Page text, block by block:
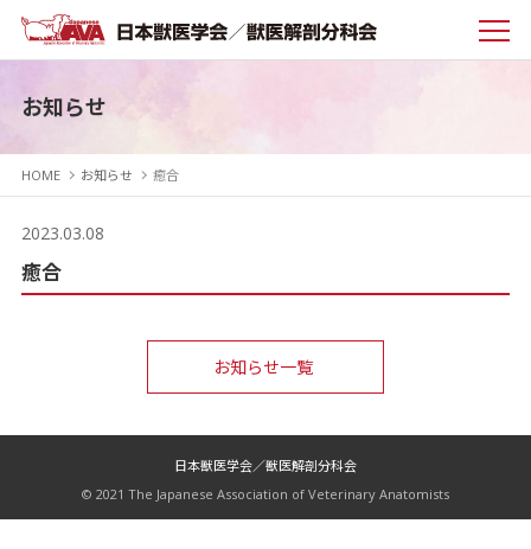
お知らせ
HOME お知らせ 癒合
2023.03.08
癒合
お知らせ一覧
日本獣医学会／獣医解剖分科会
© 2021 The Japanese Association of Veterinary Anatomists